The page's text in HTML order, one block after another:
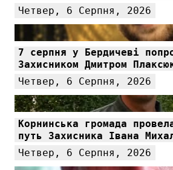
Четвер, 6 Серпня, 2026
7 серпня у Бердичеві
Захисником Дмитром
Четвер, 6 Серпня, 2026
Корнинська громада
путь Захисника Івана
Четвер, 6 Серпня, 2026